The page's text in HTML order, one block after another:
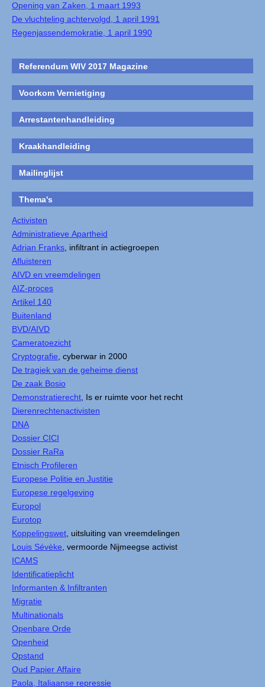
Opening van Zaken, 1 maart 1993
De vluchteling achtervolgd, 1 april 1991
Regenjassendemokratie, 1 april 1990
Referendum WIV 2017 Magazine
Voorkom Vernietiging
Arrestantenhandleiding
Kraakhandleiding
Mailinglijst
Thema's
Activisten
Administratieve Apartheid
Adrian Franks , infiltrant in actiegroepen
Afluisteren
AIVD en vreemdelingen
AIZ-proces
Artikel 140
Buitenland
BVD/AIVD
Cameratoezicht
Cryptografie , cyberwar in 2000
De tragiek van de geheime dienst
De zaak Bosio
Demonstratierecht , Is er ruimte voor het recht
Dierenrechtenactivisten
DNA
Dossier CICI
Dossier RaRa
Etnisch Profileren
Europese Politie en Justitie
Europese regelgeving
Europol
Eurotop
Koppelingswet , uitsluiting van vreemdelingen
Louis Sévèke , vermoorde Nijmeegse activist
ICAMS
Identificatieplicht
Informanten & Infiltranten
Migratie
Multinationals
Openbare Orde
Openheid
Opstand
Oud Papier Affaire
Paola, Italiaanse repressie